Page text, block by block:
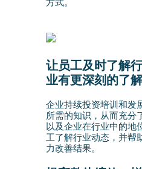
让员工及时了解
业有更深刻的了解
企业持续投资培训和发
所需的知识，从而充分
以及企业在行业中的地
工了解行业动态，并帮
力改善结果。